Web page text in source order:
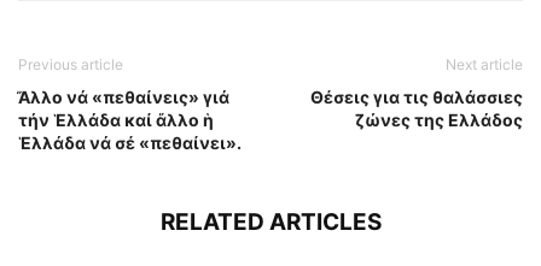
Previous article
Ἄλλο νά «πεθαίνεις» γιά
τήν Ἑλλάδα καί ἄλλο ἡ
Ἑλλάδα νά σέ «πεθαίνει».
Next article
Θέσεις για τις θαλάσσιες
ζώνες της Ελλάδος
RELATED ARTICLES